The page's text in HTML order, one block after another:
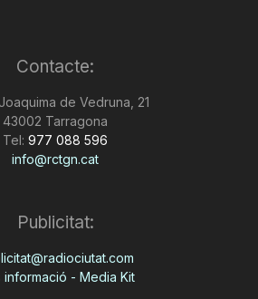
Contacte:
de Vedruna, 21
43002 Tarragona
Tel: 977 088 596
info@rctgn.cat
Publicitat:
informació - Media Kit